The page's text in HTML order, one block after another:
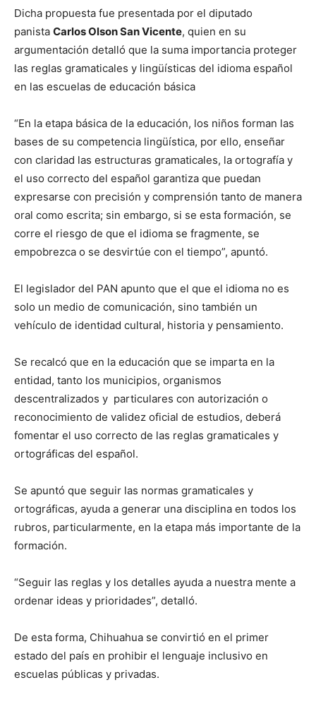
Dicha propuesta fue presentada por el diputado
panista Carlos Olson San Vicente, quien en su
argumentación detalló que la suma importancia proteger
las reglas gramaticales y lingüísticas del idioma español
en las escuelas de educación básica
“En la etapa básica de la educación, los niños forman las
bases de su competencia lingüística, por ello, enseñar
con claridad las estructuras gramaticales, la ortografía y
el uso correcto del español garantiza que puedan
expresarse con precisión y comprensión tanto de manera
oral como escrita; sin embargo, si se esta formación, se
corre el riesgo de que el idioma se fragmente, se
empobrezca o se desvirtúe con el tiempo”, apuntó.
El legislador del PAN apunto que el que el idioma no es
solo un medio de comunicación, sino también un
vehículo de identidad cultural, historia y pensamiento.
Se recalcó que en la educación que se imparta en la
entidad, tanto los municipios, organismos
descentralizados y particulares con autorización o
reconocimiento de validez oficial de estudios, deberá
fomentar el uso correcto de las reglas gramaticales y
ortográficas del español.
Se apuntó que seguir las normas gramaticales y
ortográficas, ayuda a generar una disciplina en todos los
rubros, particularmente, en la etapa más importante de la
formación.
“Seguir las reglas y los detalles ayuda a nuestra mente a
ordenar ideas y prioridades”, detalló.
De esta forma, Chihuahua se convirtió en el primer
estado del país en prohibir el lenguaje inclusivo en
escuelas públicas y privadas.